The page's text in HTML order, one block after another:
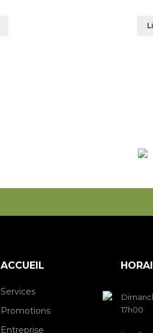
ACCUEIL
Services
Promotions
Entreprise
17h00